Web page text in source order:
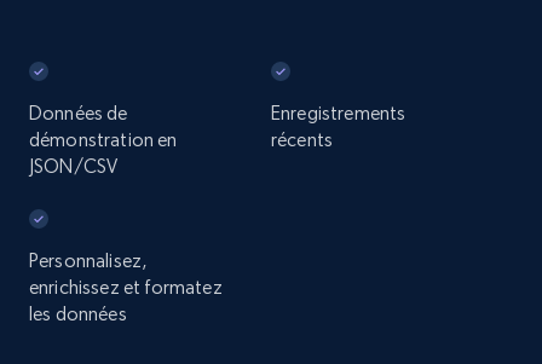
Données de
démonstration en
JSON/CSV
Enregistrements
récents
Personnalisez,
enrichissez et formatez
les données